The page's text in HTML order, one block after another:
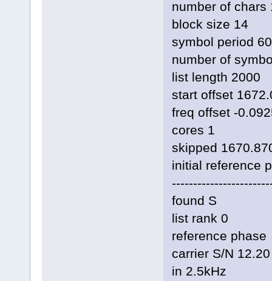
number of chars
block size 14
symbol period
number of
list length 2000
start offset
freq offset -
cores 1
skipped
initial reference
found S
list rank 0
reference
carrier S/N
in 2.5kHz